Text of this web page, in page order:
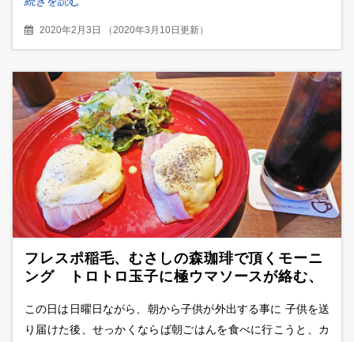
2020年2月3日 （ 2020年3月10日更新）
フレスポ稲毛、むさしの森珈琲で頂くモーニ
ング トロトロ玉子に極ウマソースが絡む、
この日は日曜日ながら、朝から子供が外出する事に 子供を送
り届けた後、せっかくならば朝ごはんを食べに行こうと、カ